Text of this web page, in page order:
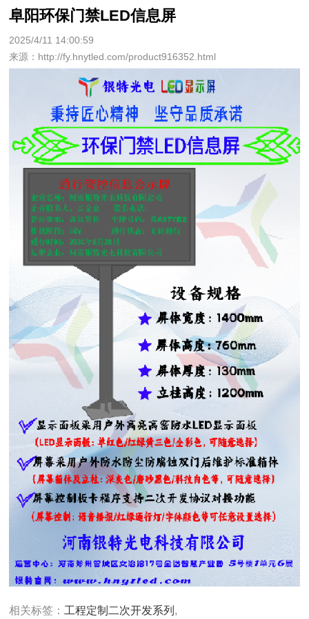
阜阳环保门禁LED信息屏
2025/4/11 14:00:59
来源：http://fy.hnytled.com/product916352.html
相关标签： 工程定制二次开发系列 ,